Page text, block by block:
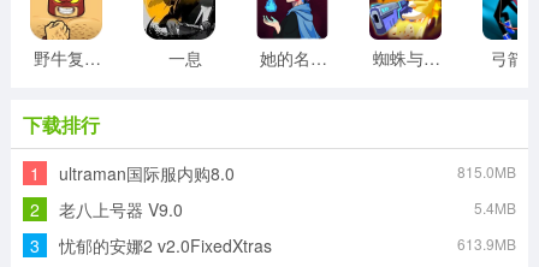
野牛复仇记 一息 她的名字叫火 蜘蛛与激光剑 弓箭
下载排行
1 ultraman国际服内购8.0 815.0MB
2 老八上号器 V9.0 5.4MB
3 忧郁的安娜2 v2.0FixedXtras 613.9MB